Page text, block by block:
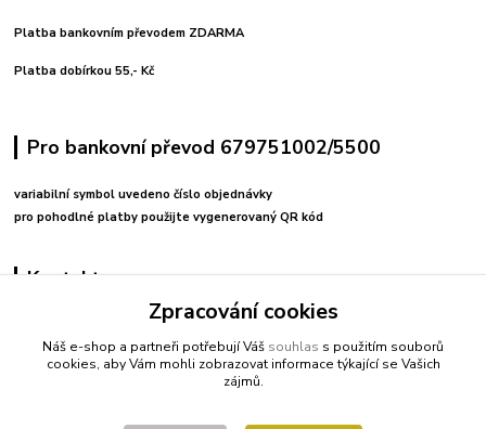
Platba bankovním převodem ZDARMA
Platba dobírkou 55,- Kč
Pro bankovní převod 679751002/5500
variabilní symbol uvedeno číslo objednávky
pro pohodlné platby použijte vygenerovaný QR kód
Kontakty
+420 608212713
fitnessio@post.cz
Zpracování cookies
Náš e-shop a partneři potřebují Váš souhlas s použitím souborů
cookies, aby Vám mohli zobrazovat informace týkající se Vašich
zájmů.